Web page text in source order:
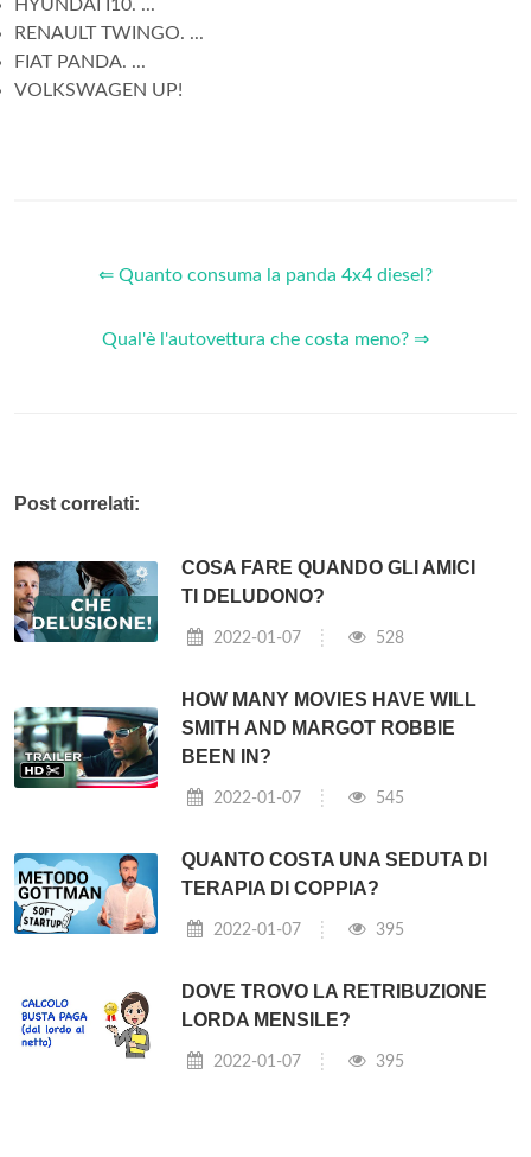
HYUNDAI I10. ...
RENAULT TWINGO. ...
FIAT PANDA. ...
VOLKSWAGEN UP!
⇐ Quanto consuma la panda 4x4 diesel?
Qual'è l'autovettura che costa meno? ⇒
Post correlati:
COSA FARE QUANDO GLI AMICI
TI DELUDONO?
2022-01-07 528
HOW MANY MOVIES HAVE WILL
SMITH AND MARGOT ROBBIE
BEEN IN?
2022-01-07 545
QUANTO COSTA UNA SEDUTA DI
TERAPIA DI COPPIA?
2022-01-07 395
DOVE TROVO LA RETRIBUZIONE
LORDA MENSILE?
2022-01-07 395